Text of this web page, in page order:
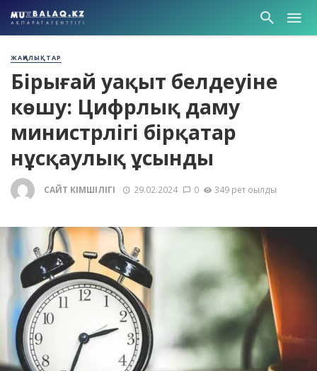
ЖАҢАЛЫҚТАР
Бірыңғай уақыт белдеуіне
көшу: Цифрлық даму
министрлігі бірқатар
нұсқаулық ұсынды
САЙТ ӘКІМШІЛІГІ 29.02.2024 0 349 рет оқылды